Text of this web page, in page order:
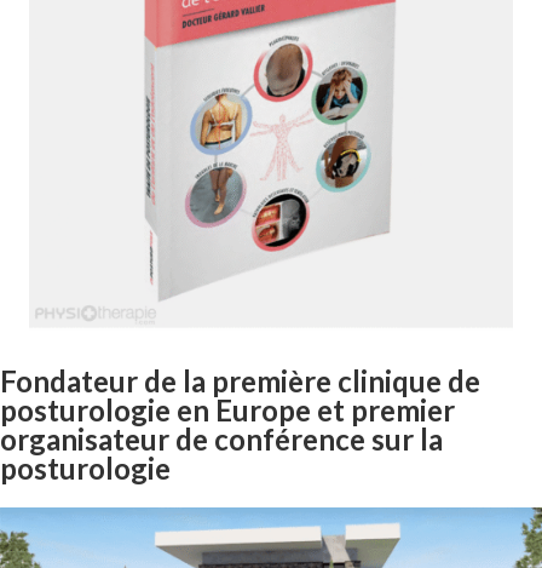
Fondateur de la première clinique de
posturologie en Europe et premier
organisateur de conférence sur la
posturologie